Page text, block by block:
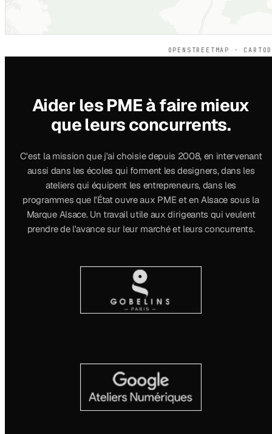
OPENSTREETMAP ·
Aider les PME à faire mieux
que leurs concurrents.
C'est la mission que j'ai choisie depuis 2008, en intervenant
aussi dans les écoles qui forment les designers, dans les
ateliers qui équipent les entrepreneurs, dans les
programmes que l'État ouvre aux PME et en Alsace sous la
Marque Alsace. Un travail utile aux dirigeants qui veulent
prendre de l'avance sur leur marché et leurs concurrents.